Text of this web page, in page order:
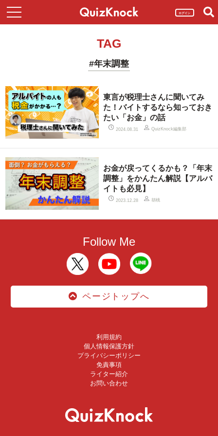
ログイン
TAG
#年末調整
東言が税理士さんに聞いてみ
た！バイトするなら知っておき
たい「お金」の話
2024.08.31 QuizKnock編集部
お金が戻ってくるかも？「年末
調整」をかんたん解説【アルバ
イトも必見】
2023.12.28 胡桃
Follow Me
ページトップへ
利用規約
個人情報保護方針
プライバシーポリシー
免責事項
ライター紹介
お問い合わせ